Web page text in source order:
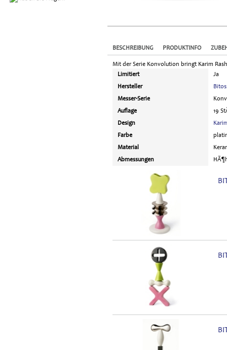
BESCHREIBUNG PRODUKTINFO
Mit der Serie Konvolution bringt Karim
Limitiert
Ja
Hersteller
Messer-Serie
Auflage
19
Design
Farbe
Material
Abmessungen